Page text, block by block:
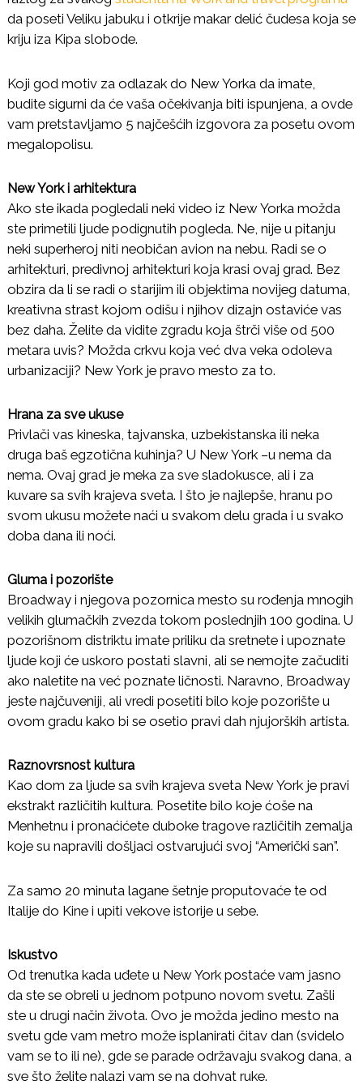
d
e
u
A
da poseti Veliku jabuku i otkrije makar delić čudesa koja se
kriju iza Kipa slobode.
Koji god motiv za odlazak do New Yorka da imate,
budite sigurni da će vaša očekivanja biti ispunjena, a ovde
vam pretstavljamo 5 najčešćih izgovora za posetu ovom
megalopolisu.
New York i arhitektura
Ako ste ikada pogledali neki video iz New Yorka možda
ste primetili ljude podignutih pogleda. Ne, nije u pitanju
neki superheroj niti neobičan avion na nebu. Radi se o
arhitekturi, predivnoj arhitekturi koja krasi ovaj grad. Bez
obzira da li se radi o starijim ili objektima novijeg datuma,
kreativna strast kojom odišu i njihov dizajn ostaviće vas
bez daha. Želite da vidite zgradu koja štrči više od 500
metara uvis? Možda crkvu koja već dva veka odoleva
urbanizaciji? New York je pravo mesto za to.
Hrana za sve ukuse
Privlači vas kineska, tajvanska, uzbekistanska ili neka
druga baš egzotična kuhinja? U New York –u nema da
nema. Ovaj grad je meka za sve sladokusce, ali i za
kuvare sa svih krajeva sveta. I što je najlepše, hranu po
svom ukusu možete naći u svakom delu grada i u svako
doba dana ili noći.
Gluma i pozorište
Broadway i njegova pozornica mesto su rođenja mnogih
velikih glumačkih zvezda tokom poslednjih 100 godina. U
pozorišnom distriktu imate priliku da sretnete i upoznate
ljude koji će uskoro postati slavni, ali se nemojte začuditi
ako naletite na već poznate ličnosti. Naravno, Broadway
jeste najčuveniji, ali vredi posetiti bilo koje pozorište u
ovom gradu kako bi se osetio pravi dah njujorških artista.
Raznovrsnost kultura
Kao dom za ljude sa svih krajeva sveta New York je pravi
ekstrakt različitih kultura. Posetite bilo koje ćoše na
Menhetnu i pronaćićete duboke tragove različitih zemalja
koje su napravili došljaci ostvarujući svoj “Američki san”.
Za samo 20 minuta lagane šetnje proputovaće te od
Italije do Kine i upiti vekove istorije u sebe.
Iskustvo
Od trenutka kada uđete u New York postaće vam jasno
da ste se obreli u jednom potpuno novom svetu. Zašli
ste u drugi način života. Ovo je možda jedino mesto na
svetu gde vam metro može isplanirati čitav dan (svidelo
vam se to ili ne), gde se parade održavaju svakog dana, a
sve što želite nalazi vam se na dohvat ruke.